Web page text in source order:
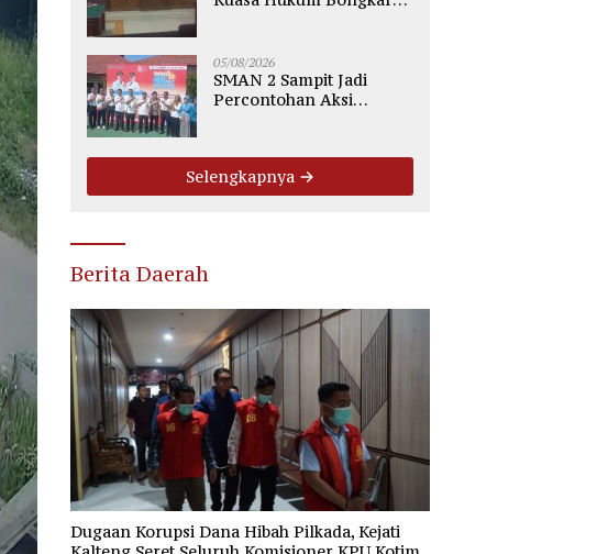
PT WMGK
05/08/2026
SMAN 2 Sampit Jadi
Percontohan Aksi
Stunting
Selengkapnya
Berita Daerah
Dugaan Korupsi Dana Hibah Pilkada, Kejati